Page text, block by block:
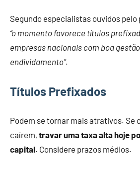
Segundo especialistas ouvidos
“o momento favorece títulos
empresas nacionais com boa
endividamento”.
Títulos Prefixados
Podem se tornar mais atrativos. Se
caírem, travar uma taxa alta hoje
capital. Considere prazos médios.